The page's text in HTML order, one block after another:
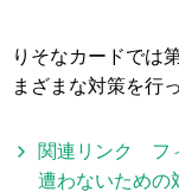
りそなカードでは
まざまな対策を行
関連リンク フ
遭わないための